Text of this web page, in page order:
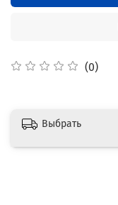
(0)
Выбрать